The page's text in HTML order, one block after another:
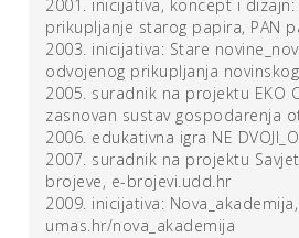
2001. inicijativa, koncept i dizajn:
prikupljanje starog papira, PAN
2003. inicijativa: Stare
odvojenog prikupljanja
2005. suradnik na projektu EKO
zasnovan sustav gospodarenja
2006. edukativna igra NE
2007. suradnik na projektu
brojeve, e-brojevi.udd.hr
2009. inicijativa: Nova_akademija,
umas.hr/nova_akademija